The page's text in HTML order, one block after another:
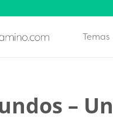
Temas
–